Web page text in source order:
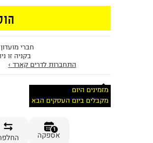
חברי מועדון DREAM CARD
בקניה זו ניתן
התחברות לדרים קארד ›
מזמינים היום
מקבלים ביום העסקים הבא
1
אספקה